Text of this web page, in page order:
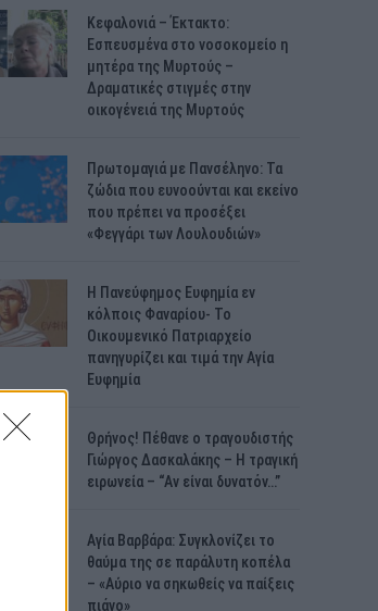
Κεφαλονιά – Έκτακτο:
Εσπευσμένα στο νοσοκομείο η
μητέρα της Μυρτούς –
Δραματικές στιγμές στην
οικογένειά της Μυρτούς
Πρωτομαγιά με Πανσέληνο: Τα
ζώδια που ευνοούνται και εκείνο
που πρέπει να προσέξει
«Φεγγάρι των Λουλουδιών»
H Πανεύφημος Ευφημία εν
κόλποις Φαναρίου- Το
Οικουμενικό Πατριαρχείο
πανηγυρίζει και τιμά την Αγία
Ευφημία
Θρήνος! Πέθανε ο τραγουδιστής
Γιώργος Δασκαλάκης – Η τραγική
ειρωνεία – “Αν είναι δυνατόν…”
Αγία Βαρβάρα: Συγκλονίζει το
θαύμα της σε παράλυτη κοπέλα
– «Αύριο να σηκωθείς να παίξεις
πιάνο»